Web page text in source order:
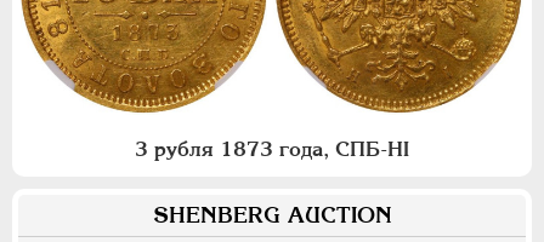
3 рубля 1873 года, СПБ-НI
SHENBERG AUCTION